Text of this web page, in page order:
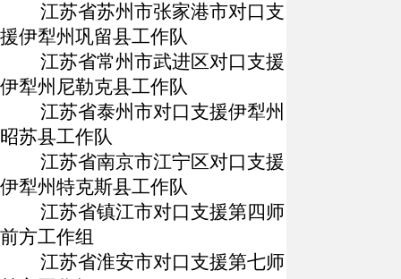
江苏省苏州市张家港市对口支
援伊犁州巩留县工作队
江苏省常州市武进区对口支援
伊犁州尼勒克县工作队
江苏省泰州市对口支援伊犁州
昭苏县工作队
江苏省南京市江宁区对口支援
伊犁州特克斯县工作队
江苏省镇江市对口支援第四师
前方工作组
江苏省淮安市对口支援第七师